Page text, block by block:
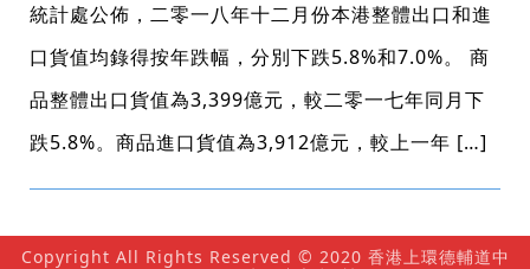
統計處公佈，二零一八年十二月份本港整體出口和進
口貨值均錄得按年跌幅，分別下跌5.8%和7.0%。 商
品整體出口貨值為3,399億元，較二零一七年同月下
跌5.8%。商品進口貨值為3,912億元，較上一年 […]
Copyright All Rights Reserved © 2020 香港上環德輔道中